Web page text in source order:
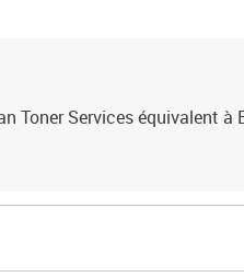
Toner Services équivalent à